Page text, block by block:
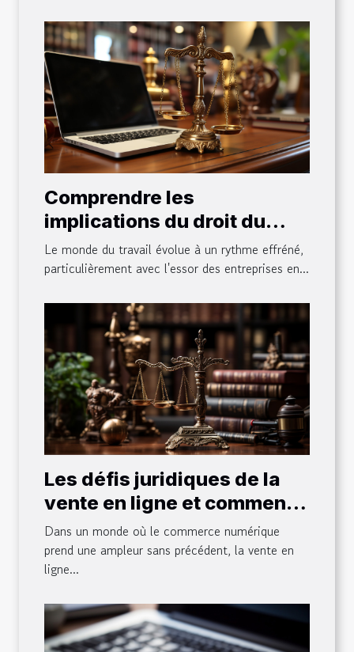
Comprendre les
implications du droit du
travail dans la gestion
d'une entreprise en ligne
Le monde du travail évolue à un rythme effréné,
particulièrement avec l'essor des entreprises en...
Les défis juridiques de la
vente en ligne et comment
les surmonter
Dans un monde où le commerce numérique
prend une ampleur sans précédent, la vente en
ligne...